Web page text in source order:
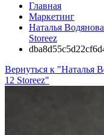
Главная
Маркетинг
Наталья
Storeez
Вернуться к "Наталья
12 Storeez"